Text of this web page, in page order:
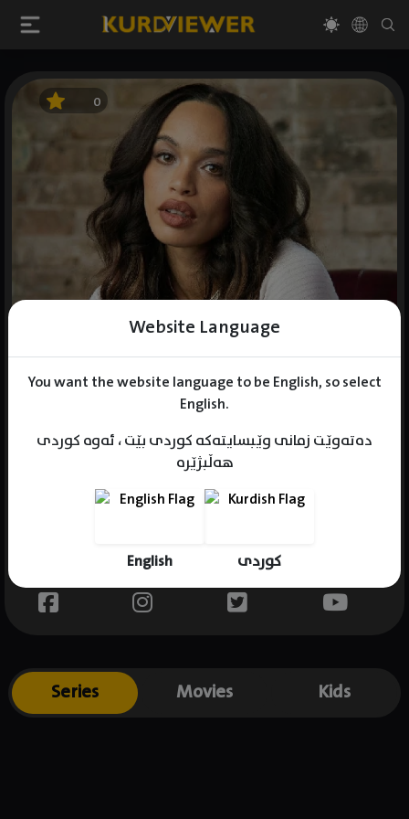
Website Language
You want the website language to be English, so select
English.
دەتەوێت زمانی وێبسایتەکە کوردی بێت ، ئەوە کوردی
هەڵبژێرە
English کوردی
0
Name : Cleopatra Coleman
Gender : female
Place of birth : Australia
Series Movies Kids